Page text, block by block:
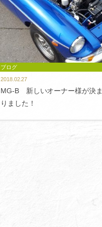
ブログ
2018.02.27
MG-B 新しいオーナー様が決ま
りました！